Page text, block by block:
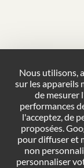
Nous utilisons,
sur les appareils
de mesurer
performances
l'acceptez, de
proposées.
pour diffuser et
non
personnaliser